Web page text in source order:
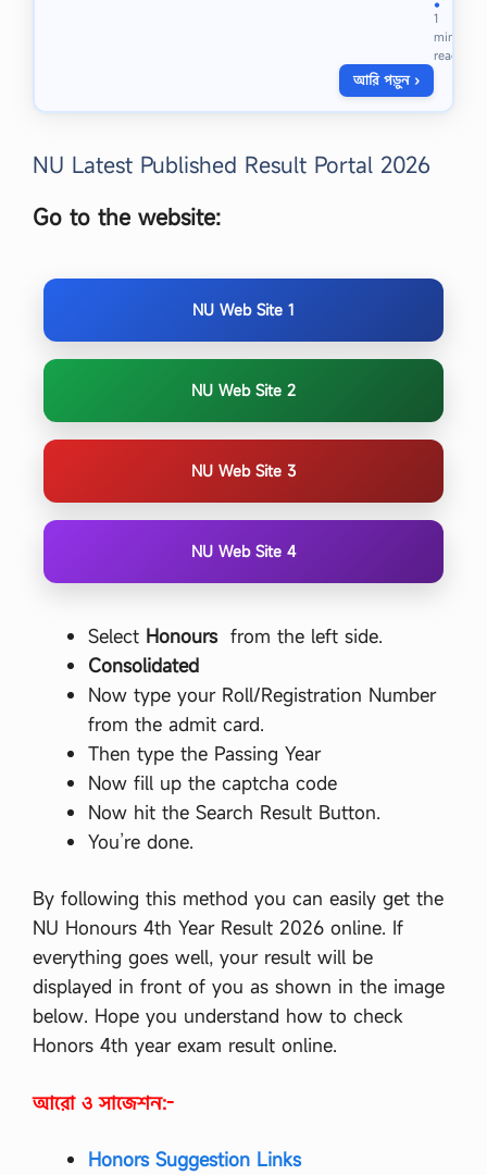
জে
শ
অ
না
2
n
d
Y
D
m
a
S
u
e
H
a
n
●
1
min
read
আরি পড়ুন ›
NU Latest Published Result Portal 2026
Go to the website:
NU Web Site 1
NU Web Site 2
NU Web Site 3
NU Web Site 4
Select Honours from the left side.
Consolidated
Now type your Roll/Registration Number
from the admit card.
Then type the Passing Year
Now fill up the captcha code
Now hit the Search Result Button.
You’re done.
By following this method you can easily get the
NU Honours 4th Year Result 2026 online. If
everything goes well, your result will be
displayed in front of you as shown in the image
below. Hope you understand how to check
Honors 4th year exam result online.
আরো ও সাজেশন:-
Honors Suggestion Links